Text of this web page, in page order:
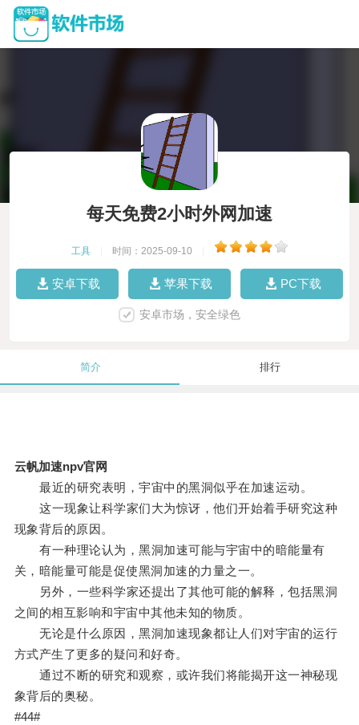
每天免费2小时外网加速
工具 时间：2025-09-10
安卓下载 苹果下载 PC下载
安卓市场，安全绿色
简介 排行
云帆加速npv官网
最近的研究表明，宇宙中的黑洞似乎在加速运动。
这一现象让科学家们大为惊讶，他们开始着手研究这种
现象背后的原因。
有一种理论认为，黑洞加速可能与宇宙中的暗能量有
关，暗能量可能是促使黑洞加速的力量之一。
另外，一些科学家还提出了其他可能的解释，包括黑洞
之间的相互影响和宇宙中其他未知的物质。
无论是什么原因，黑洞加速现象都让人们对宇宙的运行
方式产生了更多的疑问和好奇。
通过不断的研究和观察，或许我们将能揭开这一神秘现
象背后的奥秘。
#44#